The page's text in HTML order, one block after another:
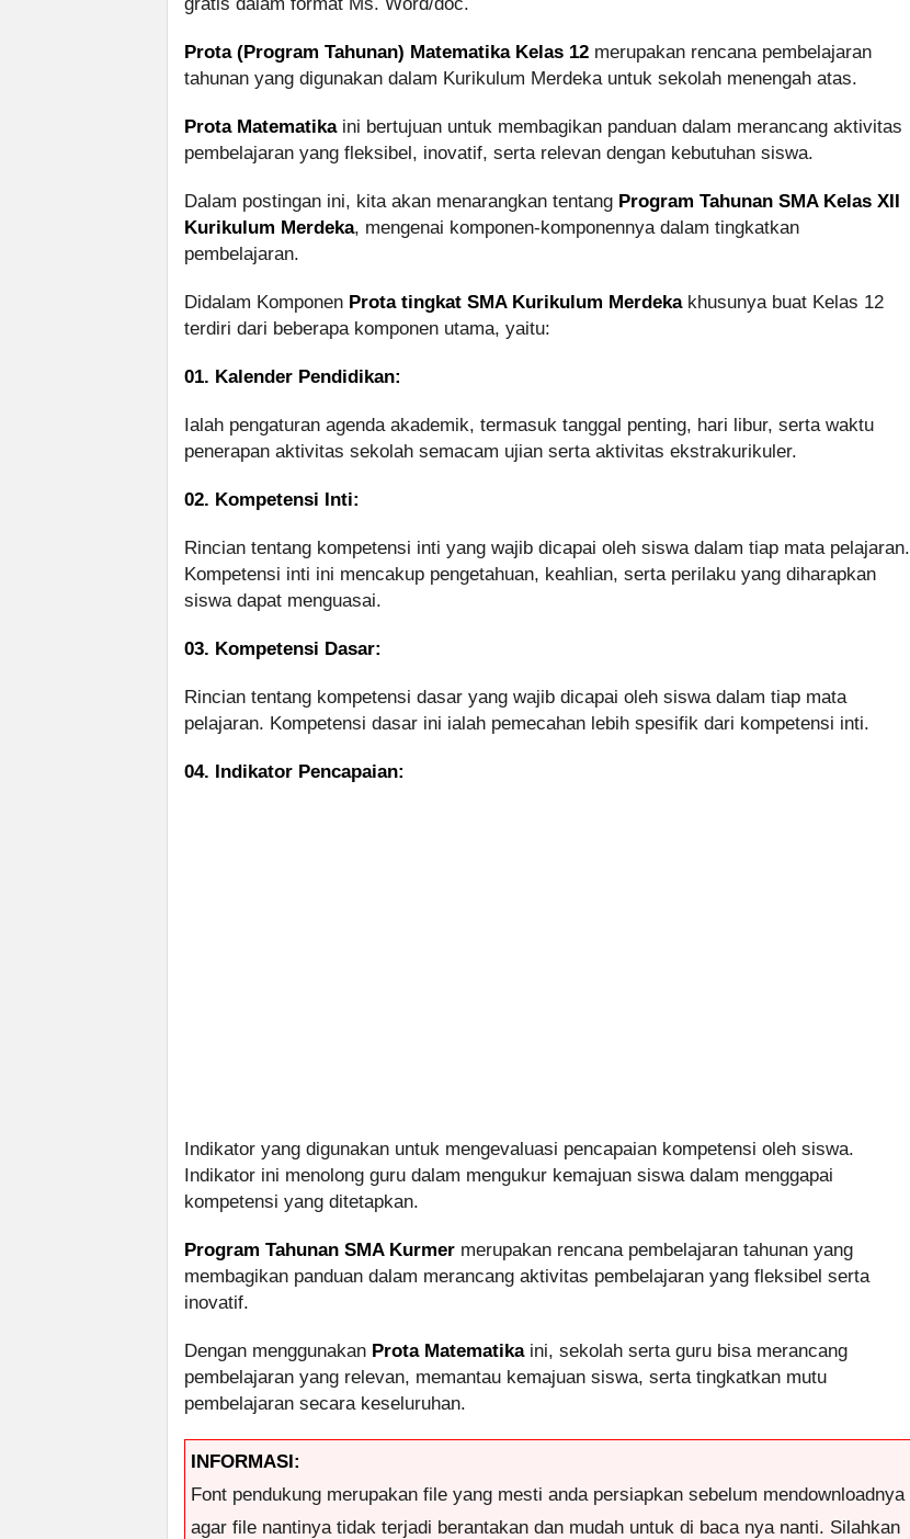
Prota (Program Tahunan) Matematika Kelas 12 merupakan rencana pembelajaran
tahunan yang digunakan dalam Kurikulum Merdeka untuk sekolah menengah atas.
Prota Matematikaini bertujuan untuk membagikan panduan dalam merancang aktivitas
pembelajaran yang fleksibel, inovatif, serta relevan dengan kebutuhan siswa.
Dalam postingan ini, kita akan menarangkan tentang Program Tahunan SMA Kelas XII
Kurikulum Merdeka, mengenai komponen-komponennya dalam tingkatkan
pembelajaran.
Didalam Komponen Prota tingkat SMA Kurikulum Merdekakhusunya buat Kelas 12
terdiri dari beberapa komponen utama, yaitu:
01. Kalender Pendidikan:
Ialah pengaturan agenda akademik, termasuk tanggal penting, hari libur, serta waktu
penerapan aktivitas sekolah semacam ujian serta aktivitas ekstrakurikuler.
02. Kompetensi Inti:
Rincian tentang kompetensi inti yang wajib dicapai oleh siswa dalam tiap mata pelajaran.
Kompetensi inti ini mencakup pengetahuan, keahlian, serta perilaku yang diharapkan
siswa dapat menguasai.
03. Kompetensi Dasar:
Rincian tentang kompetensi dasar yang wajib dicapai oleh siswa dalam tiap mata
pelajaran. Kompetensi dasar ini ialah pemecahan lebih spesifik dari kompetensi inti.
04. Indikator Pencapaian:
Indikator yang digunakan untuk mengevaluasi pencapaian kompetensi oleh siswa.
Indikator ini menolong guru dalam mengukur kemajuan siswa dalam menggapai
kompetensi yang ditetapkan.
Program Tahunan SMA Kurmer merupakan rencana pembelajaran tahunan yang
membagikan panduan dalam merancang aktivitas pembelajaran yang fleksibel serta
inovatif.
Dengan menggunakan Prota Matematikaini, sekolah serta guru bisa merancang
pembelajaran yang relevan, memantau kemajuan siswa, serta tingkatkan mutu
pembelajaran secara keseluruhan.
INFORMASI:
Font pendukung merupakan file yang mesti anda persiapkan sebelum mendownloadnya
agar file nantinya tidak terjadi berantakan dan mudah untuk di baca nya nanti. Silahkan